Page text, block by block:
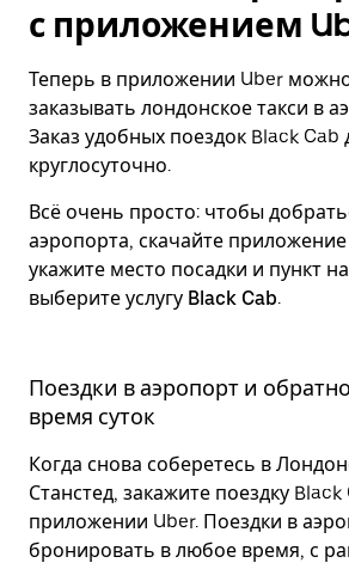
с приложением
Теперь в приложении Uber
заказывать лондонское такси в
Заказ удобных поездок Black Cab
круглосуточно.
Всё очень просто: чтобы
аэропорта, скачайте приложение
укажите место посадки и пункт
выберите услугу Black Cab.
Поездки в аэропорт и
время суток
Когда снова соберетесь в
Станстед, закажите поездку Black
приложении Uber. Поездки в
бронировать в любое время, с